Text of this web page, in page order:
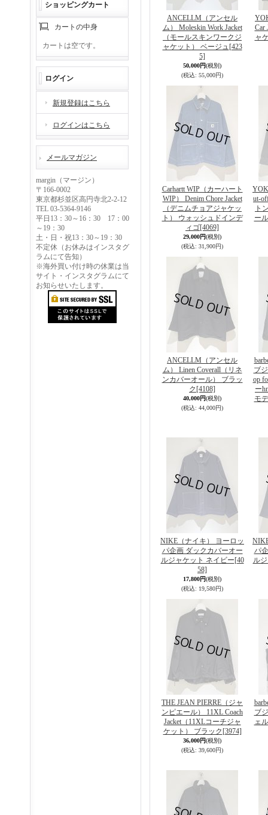
ショッピングカート
カートの中身
カートは空です。
ログイン
新規登録はこちら
ログインはこちら
メールマガジン
margin（マージン）
〒166-0002
東京都杉並区高円寺北2-2-12
TEL 03-5364-9146
平日13：30～16：30 17：00
～19：30
土・日・祝13：30～19：30
不定休（お休みはインスタグ
ラムにて告知）
※海外買い付け時の休業は当
サイト・インスタグラムにて
お知らせいたします。
ANCELLM（アンセル
ム） Moleskin Work Jacket
（モールスキンワークジ
ャケット） ベージュ[423
5]
50,000円(税別)
(税込: 55,000円)
Car
ャ
Carhartt WIP（カーハート
WIP） Denim Chore Jacket
（デニムチョアジャケッ
ト） ウォッシュドインデ
ィゴ[4069]
29,000円(税別)
(税込: 31,900円)
ut-
ト
ー
ANCELLM（アンセル
ム） Linen Coverall（リネ
ンカバーオール） ブラッ
ク [4108]
40,000円(税別)
(税込: 44,000円)
ブ
op
ー
モ
NIKE（ナイキ） ヨーロッ
パ企画 ダックカバーオー
ルジャケット ネイビー[40
58]
17,800円(税別)
(税込: 19,580円)
パ
ル
THE JEAN PIERRE（ジャ
ンピエール） 11XL Coach
Jacket（11XLコーチジャ
ケット） ブラック [3974]
36,000円(税別)
(税込: 39,600円)
ブ
ェ